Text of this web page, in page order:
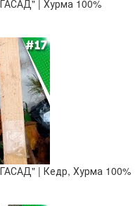
| Хурма 100%
| Кедр, Хурма 100%